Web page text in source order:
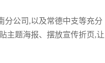
分公司,以及常德中支等充分
主题海报、摆放宣传折页,让